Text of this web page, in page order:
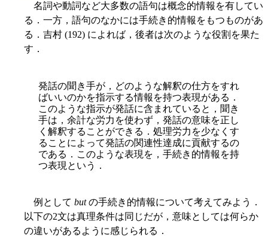
名詞や動詞など大多数の語句は概念的情報を有してい
る．一方，語句のなかには手続き的情報をもつものがあ
る．吉村 (192) によれば，後者は次のような役割を果た
す．
発話の聞き手が，どのような解釈の仕方をすれ
ばいいのかを指示する情報を持つ表現がある．
このような指示が発話に含まれていると，聞き
手は，余計な労力を使わず，発話の意味を正し
く解釈することができる．処理労力を少なくす
ることによって発話の関連性達成に貢献するの
である．このような表現を，手続き的情報を持
つ表現という．
例として butの手続き的情報について考えてみよう．
以下の2文は真理条件は同じだが，意味としては何らか
の違いがあるように感じられる．